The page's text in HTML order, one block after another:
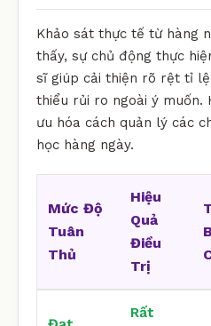
Khảo sát thực tế từ hàng
thấy, sự chủ động thực
sĩ giúp cải thiện rõ rệt tỉ
thiểu rủi ro ngoài ý muốn.
ưu hóa cách quản lý các
học hàng ngày.
Mức Độ
Tuân
Thủ
Hiệu
Quả
Điều
Trị
Rất